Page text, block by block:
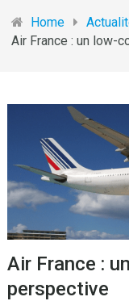
Home
Air France : un low-
Air France :
perspective